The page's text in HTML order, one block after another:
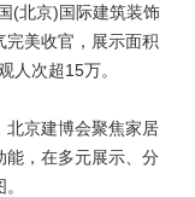
(北京)国际建筑装饰
美收官，展示面积
人次超15万。
北京建博会聚焦家居
能，在多元展示、分